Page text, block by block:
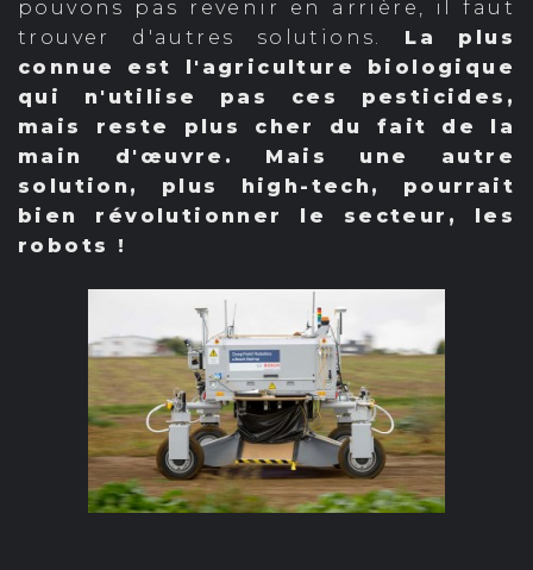
pouvons pas revenir en arrière, il faut
trouver d'autres solutions.
La plus
connue est l'agriculture biologique
qui n'utilise pas ces pesticides,
mais reste plus cher du fait de la
main d'œuvre. Mais une autre
solution, plus high-tech, pourrait
bien révolutionner le secteur, les
robots !